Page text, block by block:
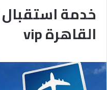
خدمة
القاهرة vip